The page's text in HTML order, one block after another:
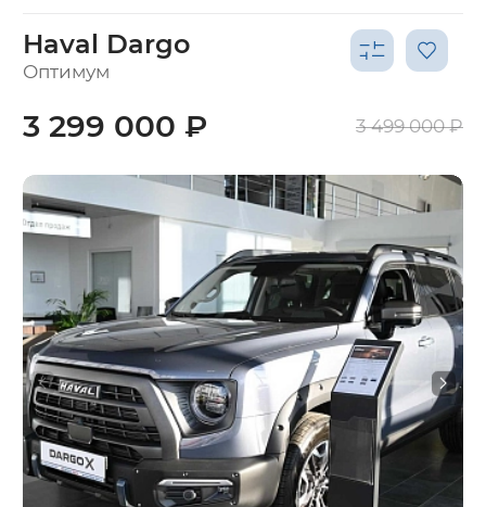
Haval Dargo
Оптимум
3 299 000 ₽ 3 499 000 ₽